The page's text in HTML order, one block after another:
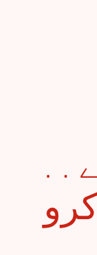
. . پلکیں کب تک رُکوع میں رَکھو گے